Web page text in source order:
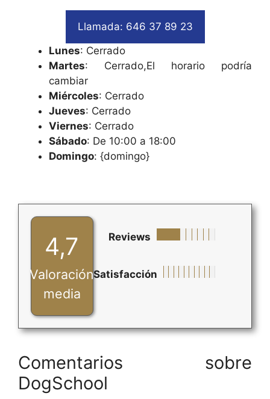
Llamada: 646 37 89 23
Lunes: Cerrado
Martes: Cerrado,El horario podría
cambiar
Miércoles: Cerrado
Jueves: Cerrado
Viernes: Cerrado
Sábado: De 10:00 a 18:00
Domingo: {domingo}
4,7
Valoración
media
Reviews
Satisfacción
Comentarios sobre
DogSchool